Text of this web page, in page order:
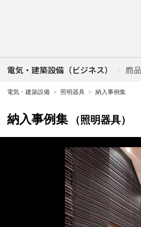
電気・建築設備（ビジネス） 商
電気・建築設備 照明器具 納入事例集
納入事例集 （照明器具）